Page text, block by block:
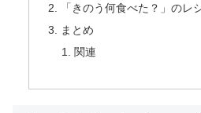
「きのう何食べた？」のレ
まとめ
関連